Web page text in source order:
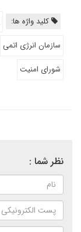
کلید واژه ها:
سازمان انرژی اتمی
شورای امنیت
نظر شما :